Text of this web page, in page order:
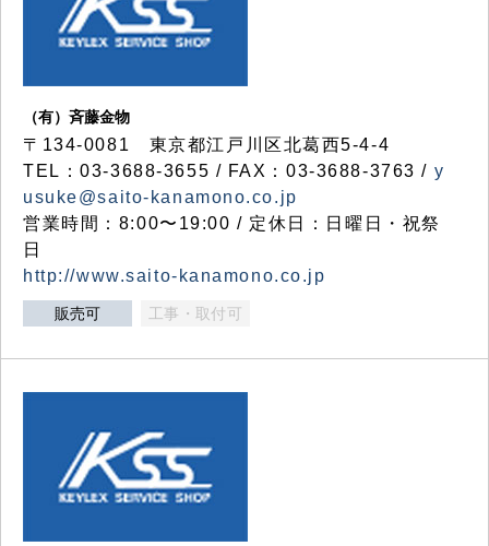
（有）斉藤金物
〒134-0081 東京都江戸川区北葛西5-4-4
TEL：03-3688-3655 / FAX：03-3688-3763 / y
usuke@saito-kanamono.co.jp
営業時間：8:00〜19:00 / 定休日：日曜日・祝祭
日
http://www.saito-kanamono.co.jp
販売可 工事・取付可